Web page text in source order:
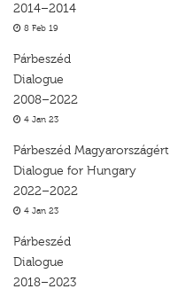
2014–2014
8 Feb 19
Párbeszéd
Dialogue
2008–2022
4 Jan 23
Párbeszéd Magyarországért
Dialogue for Hungary
2022–2022
4 Jan 23
Párbeszéd
Dialogue
2018–2023